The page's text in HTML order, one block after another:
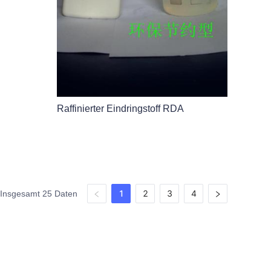
Raffinierter Eindringstoff RDA
Insgesamt 25 Daten 1 2 3 4